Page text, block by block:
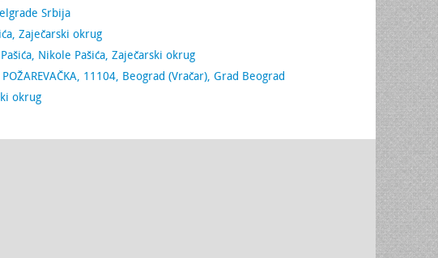
Srbija
Zaječarski okrug
Nikole Pašića, Zaječarski okrug
11104, Beograd (Vračar), Grad Beograd
okrug